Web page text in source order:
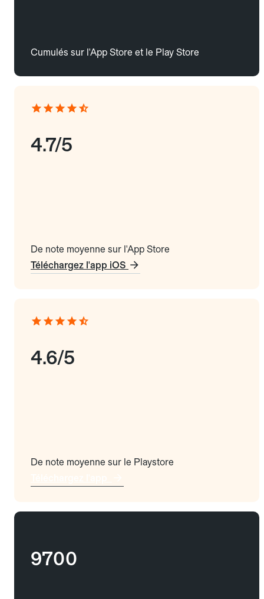
Cumulés sur l'App Store et le Play Store
4.7/5
De note moyenne sur l'App Store
Téléchargez l'app iOS
4.6/5
De note moyenne sur le Playstore
9700